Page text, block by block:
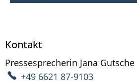
Kontakt
Pressesprecherin Jana Gutsche
+49 6621 87-9103